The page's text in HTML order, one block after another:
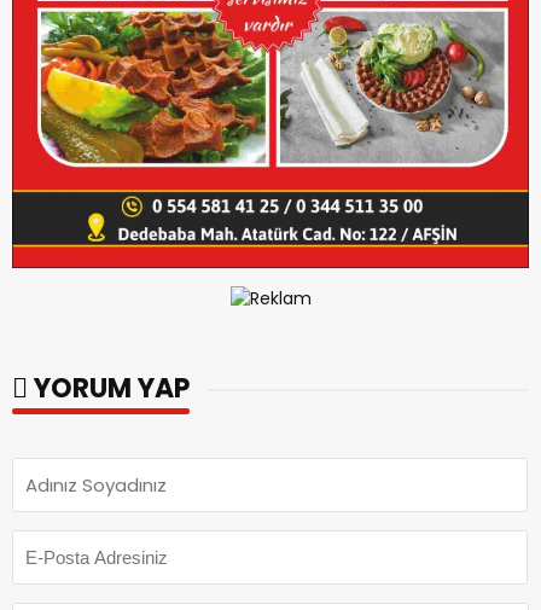
YORUM YAP